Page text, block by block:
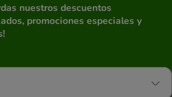
nuestros descuentos
promociones especiales y